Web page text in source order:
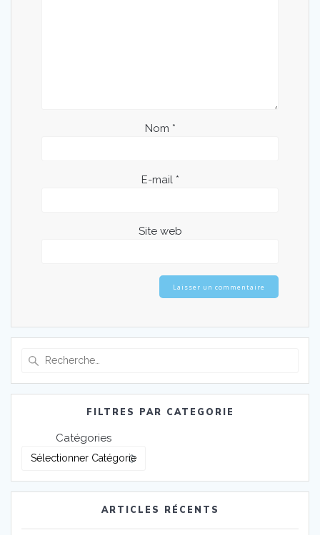
Nom *
E-mail *
Site web
FILTRES PAR CATEGORIE
Catégories
ARTICLES RÉCENTS